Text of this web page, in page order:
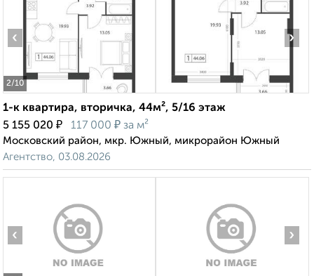
2/10
‹ ›
1-к квартира, вторичка, 44м², 5/16 этаж
5 155 020 ₽ 117 000 ₽ за м²
Московский район, мкр. Южный, микрорайон Южный
Агентство, 03.08.2026
‹ ›